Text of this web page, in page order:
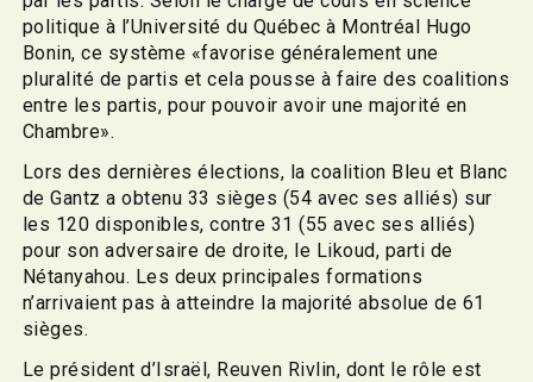
politique à l’Université du Québec à Montréal Hugo
Bonin, ce système «favorise généralement une
pluralité de partis et cela pousse à faire des coalitions
entre les partis, pour pouvoir avoir une majorité en
Chambre».
Lors des dernières élections, la coalition Bleu et Blanc
de Gantz a obtenu 33 sièges (54 avec ses alliés) sur
les 120 disponibles, contre 31 (55 avec ses alliés)
pour son adversaire de droite, le Likoud, parti de
Nétanyahou. Les deux principales formations
n’arrivaient pas à atteindre la majorité absolue de 61
sièges.
Le président d’Israël, Reuven Rivlin, dont le rôle est